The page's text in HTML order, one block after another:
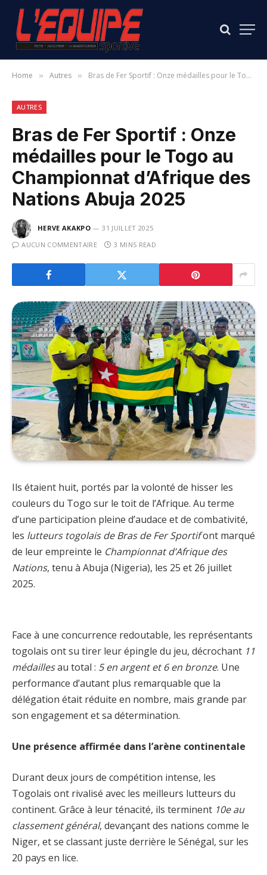
Home » Autres » Bras de Fer Sportif : Onze médailles pour le Togo au Championnat d’Afrique des Nations Abuja 2025
AUTRES
Bras de Fer Sportif : Onze
médailles pour le Togo au
Championnat d’Afrique des
Nations Abuja 2025
HERVE AKAKPO
31 JUILLET 2025
AUCUN COMMENTAIRE
3 MINS READ
Ils étaient huit, portés par la volonté de hisser les
couleurs du Togo sur le toit de l’Afrique. Au terme
d’une participation pleine d’audace et de combativité,
les lutteurs togolais de Bras de Fer Sportifont marqué
de leur empreinte le Championnat d’Afrique des
Nations, tenu à Abuja (Nigeria), les 25 et 26 juillet
2025.
Face à une concurrence redoutable, les représentants
togolais ont su tirer leur épingle du jeu, décrochant 11
médaillesau total : 5 en argent et 6 en bronze. Une
performance d’autant plus remarquable que la
délégation était réduite en nombre, mais grande par
son engagement et sa détermination.
Une présence affirmée dans l’arène continentale
Durant deux jours de compétition intense, les
Togolais ont rivalisé avec les meilleurs lutteurs du
continent. Grâce à leur ténacité, ils terminent 10e au
classement général, devançant des nations comme le
Niger, et se classant juste derrière le Sénégal, sur les
20 pays en lice.